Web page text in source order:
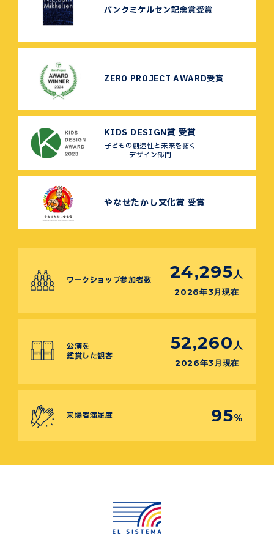
バンクミケルセン記念賞受賞
ZERO PROJECT AWARD受賞
KIDS DESIGN賞 受賞
子どもの創造性と未来を拓く
デザイン部門
やなせたかし文化賞 受賞
ワークショップ参加者数 24,295 人
2026年3月現在
公演を
鑑賞した観客
52,260 人
2026年3月現在
来場者満足度 95%